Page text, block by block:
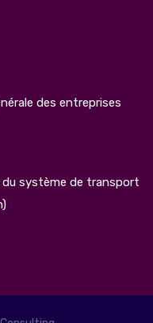
des entreprises
système de transport